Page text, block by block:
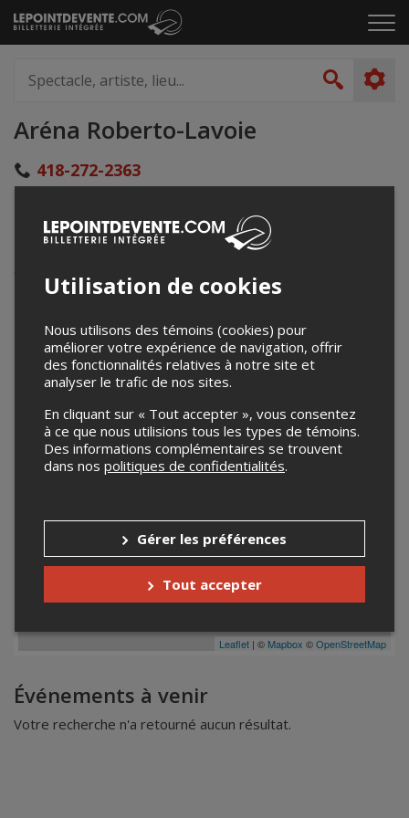
Passer
au
le
artiste,
lieu...
Aréna Roberto-Lavoie
418-272-2363
19 rue du Collège
+
−
Leaflet | © Mapbox ©OpenStreetMap
Événements à venir
Votre recherche n'a retourné aucun résultat.
Utilisation de cookies
Nous utilisons des témoins (cookies) pour
améliorer votre expérience de navigation, offrir
des fonctionnalités relatives à notre site et
analyser le trafic de nos sites.
En cliquant sur « Tout accepter », vous consentez
à ce que nous utilisions tous les types de témoins.
Des informations complémentaires se trouvent
dans nos politiques de confidentialités.
Gérer les préférences
Tout accepter